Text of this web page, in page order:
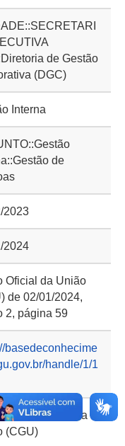
de Gestão
(DGC)
Interna
de
2023
2024
Oficial da União
de 02/01/2024,
2, página 59
basedeconhecime
handle/1/1
Geral da
(CGU)